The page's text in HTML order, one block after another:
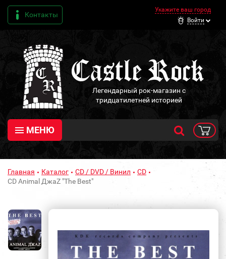
Контакты
Укажите ваш город
Войти
Легендарный рок-магазин с
тридцатилетней историей
МЕНЮ
Главная Каталог CD / DVD / Винил
CD
CD Animal ДжаZ "The Best"